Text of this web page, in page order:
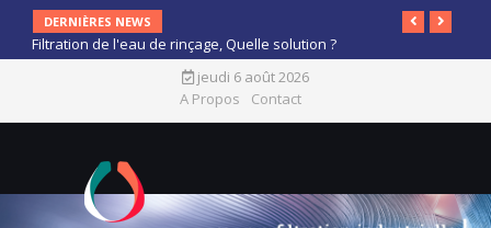
DERNIÈRES NEWS
Filtration de l'eau de rinçage, Quelle solution ?
jeudi 6 août 2026
A Propos
Contact